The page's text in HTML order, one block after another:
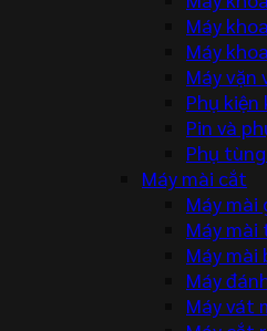
Máy
Máy
Máy vặn
Phụ
Pin và
Phụ
Máy mài cắt
Máy mài
Máy mài
Máy mài
Máy
Máy vát